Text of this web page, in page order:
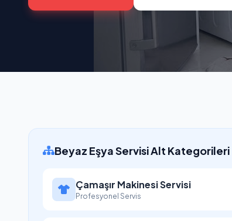
Beyaz Eşya Servisi Alt Kategorileri
Çamaşır Makinesi Servisi
Profesyonel Servis